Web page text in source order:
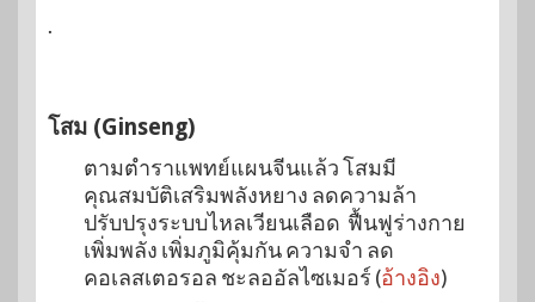
.
โสม (Ginseng)
ตามตำราแพทย์แผนจีนแล้ว โสมมี
คุณสมบัติเสริมพลังหยาง ลดความล้า
ปรับปรุงระบบไหลเวียนเลือด ฟื้นฟูร่างกาย
เพิ่มพลัง เพิ่มภูมิคุ้มกัน ความจำ ลด
คอเลสเตอรอล ชะลออัลไซเมอร์ (อ้างอิง)